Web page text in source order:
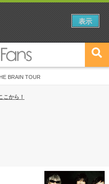
BRAIN TOUR
半期編発表！
こから！
表示